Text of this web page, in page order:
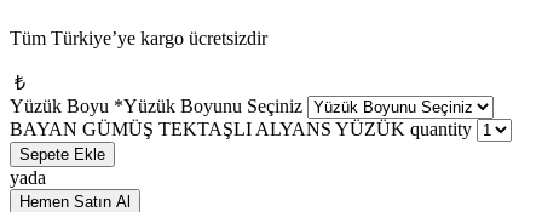
Tüm Türkiye’ye kargo ücretsizdir
₺
Yüzük Boyu *Yüzük Boyunu Seçiniz
BAYAN GÜMÜŞ TEKTAŞLI ALYANS YÜZÜK quantity
Sepete Ekle
yada
Hemen Satın Al